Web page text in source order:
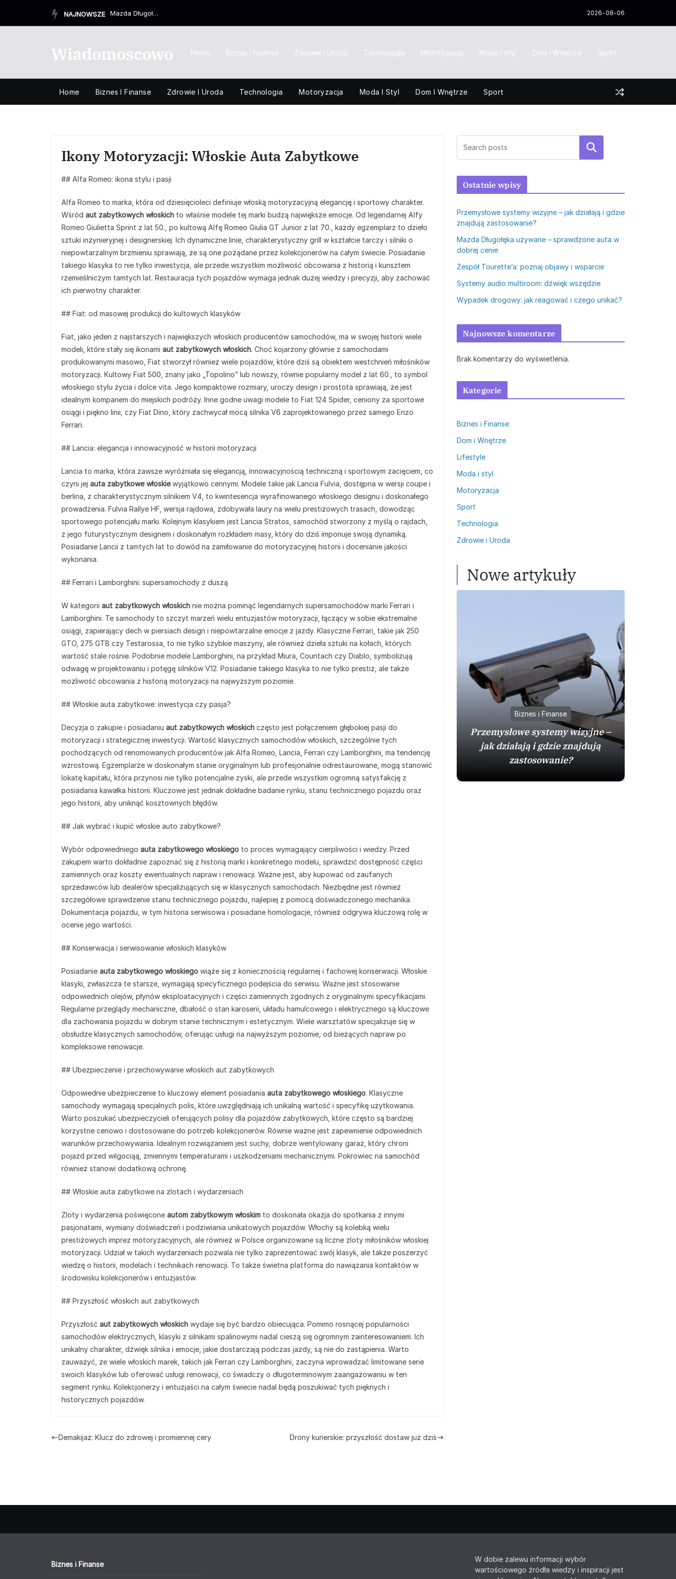
NAJNOWSZE Mazda Długołęka używane – sprawdzone auta w dobrej cen... 2026-08-06
Wiadomoscowo Home Biznes i Finanse Zdrowie i Uroda Technologia Motoryzacja Moda i styl Dom i Wnętrze Sport
Home Biznes I Finanse Zdrowie I Uroda Technologia Motoryzacja Moda I Styl Dom I Wnętrze Sport
Ikony Motoryzacji: Włoskie Auta Zabytkowe
## Alfa Romeo: ikona stylu i pasji
Alfa Romeo to marka, która od dziesięcioleci definiuje włoską motoryzacyjną elegancję i sportowy charakter.
Wśród aut zabytkowych włoskich to właśnie modele tej marki budzą największe emocje. Od legendarnej Alfy
Romeo Giulietta Sprint z lat 50., po kultową Alfę Romeo Giulia GT Junior z lat 70., każdy egzemplarz to dzieło
sztuki inżynieryjnej i designerskiej. Ich dynamiczne linie, charakterystyczny grill w kształcie tarczy i silniki o
niepowtarzalnym brzmieniu sprawiają, że są one pożądane przez kolekcjonerów na całym świecie. Posiadanie
takiego klasyka to nie tylko inwestycja, ale przede wszystkim możliwość obcowania z historią i kunsztem
rzemieślniczym tamtych lat. Restauracja tych pojazdów wymaga jednak dużej wiedzy i precyzji, aby zachować
ich pierwotny charakter.
## Fiat: od masowej produkcji do kultowych klasyków
Fiat, jako jeden z najstarszych i największych włoskich producentów samochodów, ma w swojej historii wiele
modeli, które stały się ikonami aut zabytkowych włoskich. Choć kojarzony głównie z samochodami
produkowanymi masowo, Fiat stworzył również wiele pojazdów, które dziś są obiektem westchnień miłośników
motoryzacji. Kultowy Fiat 500, znany jako „Topolino” lub nowszy, równie popularny model z lat 60., to symbol
włoskiego stylu życia i dolce vita. Jego kompaktowe rozmiary, uroczy design i prostota sprawiają, że jest
idealnym kompanem do miejskich podróży. Inne godne uwagi modele to Fiat 124 Spider, ceniony za sportowe
osiągi i piękno linii, czy Fiat Dino, który zachwycał mocą silnika V6 zaprojektowanego przez samego Enzo
Ferrari.
## Lancia: elegancja i innowacyjność w historii motoryzacji
Lancia to marka, która zawsze wyróżniała się elegancją, innowacyjnością techniczną i sportowym zacięciem, co
czyni jej auta zabytkowe włoskiewyjątkowo cennymi. Modele takie jak Lancia Fulvia, dostępna w wersji coupe i
berlina, z charakterystycznym silnikiem V4, to kwintesencja wyrafinowanego włoskiego designu i doskonałego
prowadzenia. Fulvia Rallye HF, wersja rajdowa, zdobywała laury na wielu prestiżowych trasach, dowodząc
sportowego potencjału marki. Kolejnym klasykiem jest Lancia Stratos, samochód stworzony z myślą o rajdach,
z jego futurystycznym designem i doskonałym rozkładem masy, który do dziś imponuje swoją dynamiką.
Posiadanie Lancii z tamtych lat to dowód na zamiłowanie do motoryzacyjnej historii i docenianie jakości
wykonania.
## Ferrari i Lamborghini: supersamochody z duszą
W kategorii aut zabytkowych włoskich nie można pominąć legendarnych supersamochodów marki Ferrari i
Lamborghini. Te samochody to szczyt marzeń wielu entuzjastów motoryzacji, łączący w sobie ekstremalne
osiągi, zapierający dech w piersiach design i niepowtarzalne emocje z jazdy. Klasyczne Ferrari, takie jak 250
GTO, 275 GTB czy Testarossa, to nie tylko szybkie maszyny, ale również dzieła sztuki na kołach, których
wartość stale rośnie. Podobnie modele Lamborghini, na przykład Miura, Countach czy Diablo, symbolizują
odwagę w projektowaniu i potęgę silników V12. Posiadanie takiego klasyka to nie tylko prestiż, ale także
możliwość obcowania z historią motoryzacji na najwyższym poziomie.
## Włoskie auta zabytkowe: inwestycja czy pasja?
Decyzja o zakupie i posiadaniu aut zabytkowych włoskich często jest połączeniem głębokiej pasji do
motoryzacji i strategicznej inwestycji. Wartość klasycznych samochodów włoskich, szczególnie tych
pochodzących od renomowanych producentów jak Alfa Romeo, Lancia, Ferrari czy Lamborghini, ma tendencję
wzrostową. Egzemplarze w doskonałym stanie oryginalnym lub profesjonalnie odrestaurowane, mogą stanowić
lokatę kapitału, która przynosi nie tylko potencjalne zyski, ale przede wszystkim ogromną satysfakcję z
posiadania kawałka historii. Kluczowe jest jednak dokładne badanie rynku, stanu technicznego pojazdu oraz
jego historii, aby uniknąć kosztownych błędów.
## Jak wybrać i kupić włoskie auto zabytkowe?
Wybór odpowiedniego auta zabytkowego włoskiego to proces wymagający cierpliwości i wiedzy. Przed
zakupem warto dokładnie zapoznać się z historią marki i konkretnego modelu, sprawdzić dostępność części
zamiennych oraz koszty ewentualnych napraw i renowacji. Ważne jest, aby kupować od zaufanych
sprzedawców lub dealerów specjalizujących się w klasycznych samochodach. Niezbędne jest również
szczegółowe sprawdzenie stanu technicznego pojazdu, najlepiej z pomocą doświadczonego mechanika.
Dokumentacja pojazdu, w tym historia serwisowa i posiadane homologacje, również odgrywa kluczową rolę w
ocenie jego wartości.
## Konserwacja i serwisowanie włoskich klasyków
Posiadanie auta zabytkowego włoskiego wiąże się z koniecznością regularnej i fachowej konserwacji. Włoskie
klasyki, zwłaszcza te starsze, wymagają specyficznego podejścia do serwisu. Ważne jest stosowanie
odpowiednich olejów, płynów eksploatacyjnych i części zamiennych zgodnych z oryginalnymi specyfikacjami.
Regularne przeglądy mechaniczne, dbałość o stan karoserii, układu hamulcowego i elektrycznego są kluczowe
dla zachowania pojazdu w dobrym stanie technicznym i estetycznym. Wiele warsztatów specjalizuje się w
obsłudze klasycznych samochodów, oferując usługi na najwyższym poziomie, od bieżących napraw po
kompleksowe renowacje.
## Ubezpieczenie i przechowywanie włoskich aut zabytkowych
Odpowiednie ubezpieczenie to kluczowy element posiadania auta zabytkowego włoskiego. Klasyczne
samochody wymagają specjalnych polis, które uwzględniają ich unikalną wartość i specyfikę użytkowania.
Warto poszukać ubezpieczycieli oferujących polisy dla pojazdów zabytkowych, które często są bardziej
korzystne cenowo i dostosowane do potrzeb kolekcjonerów. Równie ważne jest zapewnienie odpowiednich
warunków przechowywania. Idealnym rozwiązaniem jest suchy, dobrze wentylowany garaż, który chroni
pojazd przed wilgociąą, zmiennymi temperaturami i uszkodzeniami mechanicznymi. Pokrowiec na samochód
również stanowi dodatkową ochronę.
## Włoskie auta zabytkowe na zlotach i wydarzeniach
Zloty i wydarzenia poświęcone autom zabytkowym włoskim to doskonała okazja do spotkania z innymi
pasjonatami, wymiany doświadczeń i podziwiania unikatowych pojazdów. Włochy są kolebką wielu
prestiżowych imprez motoryzacyjnych, ale również w Polsce organizowane są liczne zloty miłośników włoskiej
motoryzacji. Udział w takich wydarzeniach pozwala nie tylko zaprezentować swój klasyk, ale także poszerzyć
wiedzę o historii, modelach i technikach renowacji. To także świetna platforma do nawiązania kontaktów w
środowisku kolekcjonerów i entuzjastów.
## Przyszłość włoskich aut zabytkowych
Przyszłość aut zabytkowych włoskich wydaje się być bardzo obiecująca. Pomimo rosnącej popularności
samochodów elektrycznych, klasyki z silnikami spalinowymi nadal cieszą się ogromnym zainteresowaniem. Ich
unikalny charakter, dźwięk silnika i emocje, jakie dostarczają podczas jazdy, są nie do zastąpienia. Warto
zauważyć, że wiele włoskich marek, takich jak Ferrari czy Lamborghini, zaczyna wprowadzać limitowane serie
swoich klasyków lub oferować usługi renowacji, co świadczy o długoterminowym zaangażowaniu w ten
segment rynku. Kolekcjonerzy i entuzjaści na całym świecie nadal będą poszukiwać tych pięknych i
historycznych pojazdów.
Demakijaż: Klucz do zdrowej i promiennej cery Drony kurierskie: przyszłość dostaw już dziś
Szukaj
Ostatnie wpisy
Przemysłowe systemy wizyjne – jak działają i gdzie
znajdują zastosowanie?
Mazda Długołęka używane – sprawdzone auta w
dobrej cenie
Zespół Tourette’a: poznaj objawy i wsparcie
Systemy audio multiroom: dźwięk wszędzie
Wypadek drogowy: jak reagować i czego unikać?
Najnowsze komentarze
Brak komentarzy do wyświetlenia.
Kategorie
Biznes i Finanse
Dom i Wnętrze
Lifestyle
Moda i styl
Motoryzacja
Sport
Technologia
Zdrowie i Uroda
Nowe artykuły
Biznes i Finanse
Przemysłowe systemy wizyjne –
jak działają i gdzie znajdują
zastosowanie?
Biznes i Finanse
W dobie zalewu informacji wybór
wartościowego źródła wiedzy i inspiracji jest